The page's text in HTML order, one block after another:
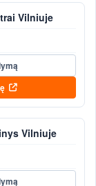
Vilniuje
Vilniuje